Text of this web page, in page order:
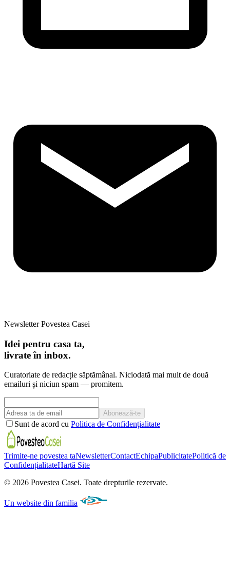
Newsletter Povestea Casei
Idei pentru casa ta,
livrate în inbox.
Curatoriate de redacție săptămânal. Niciodată mai mult de două
emailuri și niciun spam — promitem.
Abonează-te
Sunt de acord cu Politica de Confidențialitate
Trimite-ne povestea taNewsletterContactEchipaPublicitatePolitică de
ConfidențialitateHartă Site
© 2026 Povestea Casei. Toate drepturile rezervate.
Un website din familia